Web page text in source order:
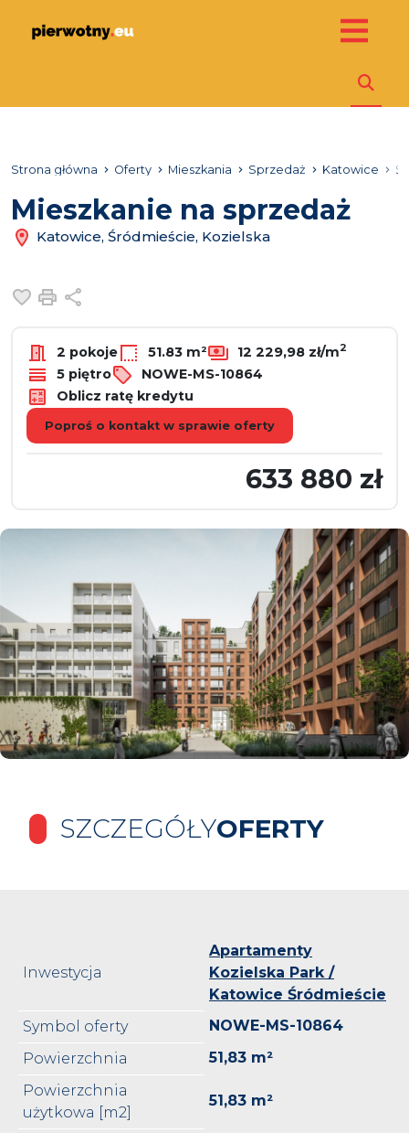
Strona główna Oferty Mieszkania Sprzedaż Katowice
Mieszkanie na sprzedaż
Katowice, Śródmieście, Kozielska
Dodaj do ulubionych
Drukuj
2 pokoje 51.83 m² 12 229,98 zł/m2
5 piętro
NOWE-MS-10864
Oblicz ratę kredytu
Poproś o kontakt w sprawie oferty
633 880 zł
SZCZEGÓŁYOFERTY
Inwestycja
Apartamenty
Kozielska Park /
Katowice Śródmieście
Symbol oferty
NOWE-MS-10864
Powierzchnia
51,83 m²
Powierzchnia
użytkowa [m2]
51,83 m²